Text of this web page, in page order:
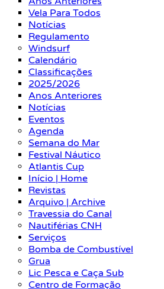
Vela Para Todos
Notícias
Regulamento
Windsurf
Calendário
Classificações
2025/2026
Anos Anteriores
Notícias
Eventos
Agenda
Semana do Mar
Festival Náutico
Atlantis Cup
Início | Home
Revistas
Arquivo | Archive
Travessia do Canal
Nautiférias CNH
Serviços
Bomba de Combustível
Grua
Lic Pesca e Caça Sub
Centro de Formação